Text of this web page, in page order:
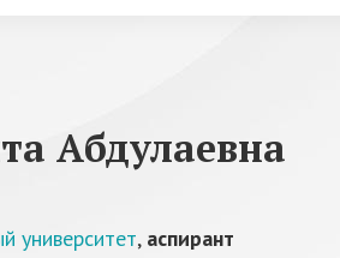
Абдулаевна
университет, аспирант